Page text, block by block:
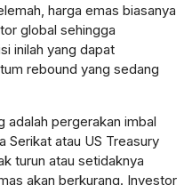
harga emas biasanya
global sehingga
inilah yang dapat
rebound yang sedang
adalah pergerakan imbal
Serikat atau US Treasury
turun atau setidaknya
akan berkurang. Investor